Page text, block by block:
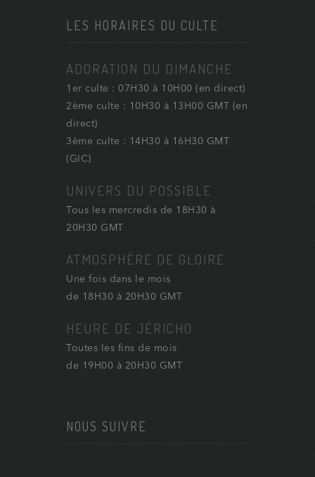
LES HORAIRES DU CULTE
ADORATION DU DIMANCHE
1er culte : 07H30 à 10H00 (en direct)
2ème culte : 10H30 à 13H00 GMT (en
direct)
3ème culte : 14H30 à 16H30 GMT
(GIC)
UNIVERS DU POSSIBLE
Tous les mercredis de 18H30 à
20H30 GMT
ATMOSPHÈRE DE GLOIRE
Une fois dans le mois
de 18H30 à 20H30 GMT
HEURE DE JÉRICHO
Toutes les fins de mois
de 19H00 à 20H30 GMT
NOUS SUIVRE